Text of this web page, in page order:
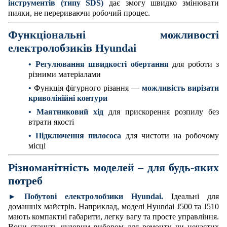
інструментів (типу SDS) дає змогу швидко змінювати
пилки, не перериваючи робочий процес.
Функціональні можливості
електролобзиків Hyundai
• Регулювання швидкості обертаннядля роботи з
різними матеріалами
• Функція фігурного різання — можливість вирізати
криволінійні контури
• Маятниковий хід для прискорення розпилу без
втрати якості
• Підключення пилососа для чистоти на робочому
місці
Різноманітність моделей – для будь-яких
потреб
► Побутові електролобзики Hyundai. Ідеальні для
домашніх майстрів. Наприклад, моделі Hyundai J500 та J510
мають компактні габарити, легку вагу та просте управління.